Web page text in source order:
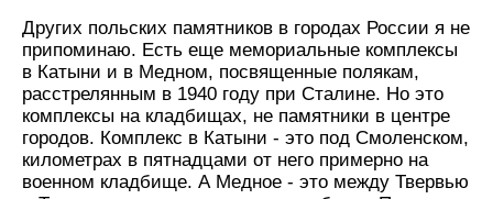
Других польских памятников в городах России я не
припоминаю. Есть еще мемориальные комплексы
в Катыни и в Медном, посвященные полякам,
расстрелянным в 1940 году при Сталине. Но это
комплексы на кладбищах, не памятники в центре
городов. Комплекс в Катыни - это под Смоленском,
километрах в пятнадцами от него примерно на
военном кладбище. А Медное - это между Твервью